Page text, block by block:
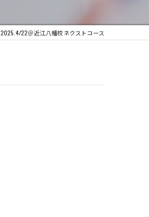
2025.4/22＠近江八幡校ネクストコース